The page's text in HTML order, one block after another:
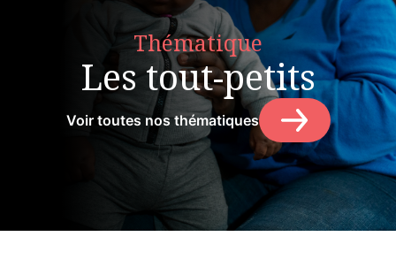
Thématique
Les tout-petits
Voir toutes nos thématiques